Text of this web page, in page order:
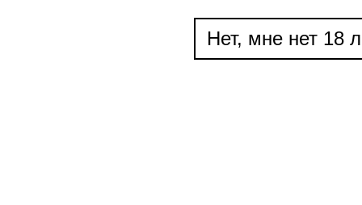
Нет, мне нет 18